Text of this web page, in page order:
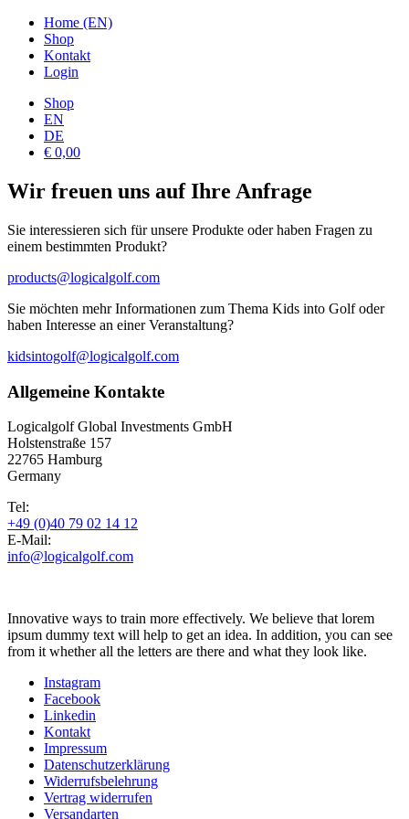
Home (EN)
Shop
Kontakt
Login
Shop
EN
DE
€ 0,00
Wir freuen uns auf Ihre Anfrage
Sie interessieren sich für unsere Produkte oder haben Fragen zu
einem bestimmten Produkt?
products@logicalgolf.com
Sie möchten mehr Informationen zum Thema Kids into Golf oder
haben Interesse an einer Veranstaltung?
kidsintogolf@logicalgolf.com
Allgemeine Kontakte
Logicalgolf Global Investments GmbH
Holstenstraße 157
22765 Hamburg
Germany
Tel:
+49 (0)40 79 02 14 12
E-Mail:
info@logicalgolf.com
Innovative ways to train more effectively. We believe that lorem
ipsum dummy text will help to get an idea. In addition, you can see
from it whether all the letters are there and what they look like.
Instagram
Facebook
Linkedin
Kontakt
Impressum
Datenschutzerklärung
Widerrufsbelehrung
Vertrag widerrufen
Versandarten